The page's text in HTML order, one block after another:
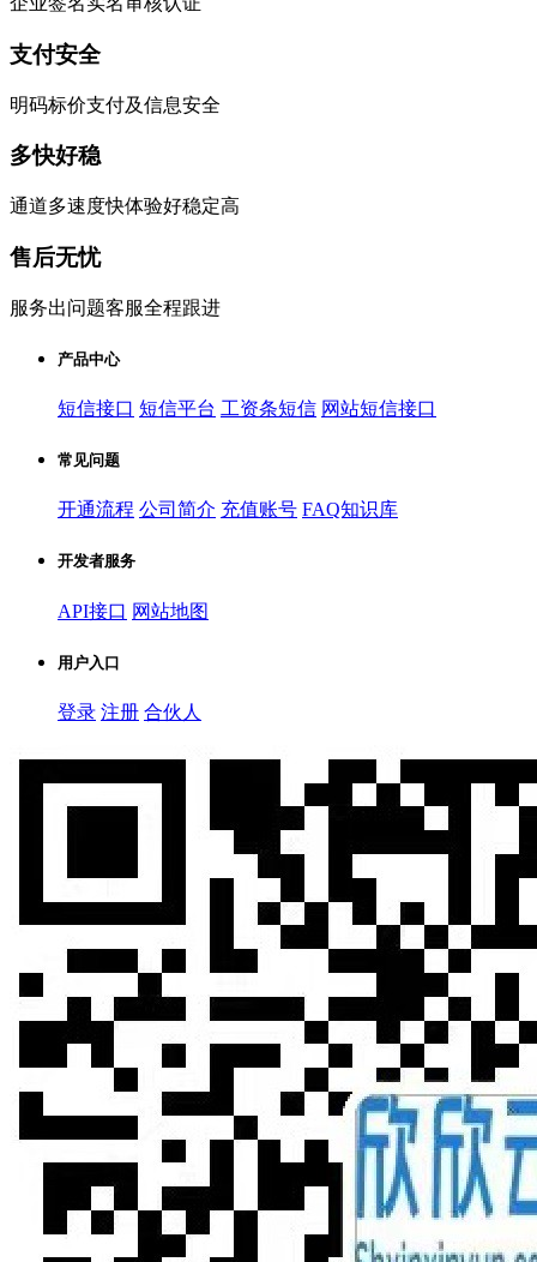
支付安全
明码标价支付及信息安全
多快好稳
通道多速度快体验好稳定高
售后无忧
服务出问题客服全程跟进
产品中心
短信接口 短信平台 工资条短信 网站短信接口
常见问题
开通流程 公司简介 充值账号 FAQ知识库
开发者服务
API接口 网站地图
用户入口
登录 注册 合伙人